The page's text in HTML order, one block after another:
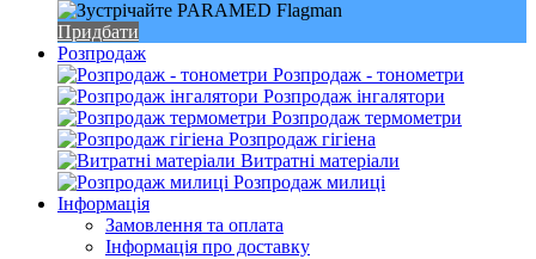
Придбати
Розпродаж
Розпродаж - тонометри
Розпродаж інгалятори
Розпродаж термометри
Розпродаж гігіена
Витратні матеріали
Розпродаж милиці
Інформація
Замовлення та оплата
Інформація про доставку